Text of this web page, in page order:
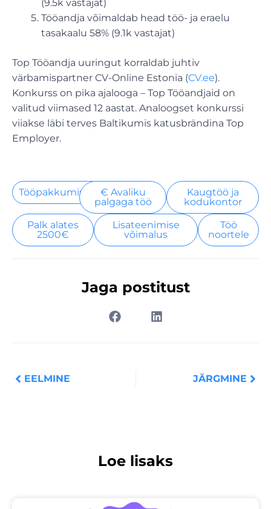
(9.5k vastajat)
Tööandja võimaldab head töö- ja eraelu
tasakaalu 58% (9.1k vastajat)
Top Tööandja uuringut korraldab juhtiv
värbamispartner CV-Online Estonia (CV.ee).
Konkurss on pika ajalooga – Top Tööandjaid on
valitud viimased 12 aastat. Analoogset konkurssi
viiakse läbi terves Baltikumis katusbrändina Top
Employer.
Tööpakkumised
€ Avaliku
palgaga töö
Kaugtöö ja
kodukontor
Palk alates
2500€
Lisateenimise
võimalus
Töö
noortele
Jaga postitust
EELMINE JÄRGMINE
Loe lisaks